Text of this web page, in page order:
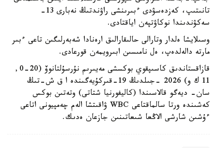
تانىتىپ، كەزدەسۋدى ءبىرىنشى راۋندتىڭ نەبارى 13-
سەكۋندىندا نوكاۋتپەن اياقتادى.
وسىلايشا ەلدار وتارالى حالىقارالىق ارەنادا شەبەرلىگىن تاعى ءبىر
مارتە دالەلدەپ، ەل نامىسىن ابىرويمەن قورعادى.
قازاقستاندىق كاسىپقوي بوكسشى مەيىرىم نۇرسۇلتانوۆ (20-0,
11 ك و) 2026 -جىلدىڭ 19-قىركۇيەگىندە ا ق ش-تىڭ
سان- ديەگو قالاسىندا (كاليفورنيا شتاتى) وتەتىن بوكس
كەشىندە ورتا سالماقتاعى WBC ۋاقىتشا الەم چەمپيونى اتاعى
ءۇشىن شارشى الاڭعا شىعاتىنىن جازعان ەدىك.